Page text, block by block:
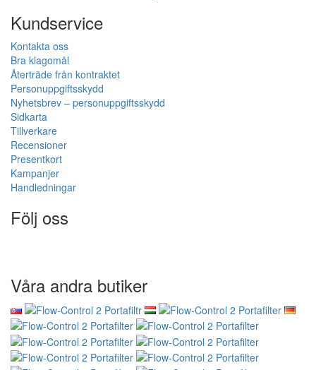
Kundservice
Kontakta oss
Bra klagomål
Återträde från kontraktet
Personuppgiftsskydd
Nyhetsbrev – personuppgiftsskydd
Sidkarta
Tillverkare
Recensioner
Presentkort
Kampanjer
Handledningar
Följ oss
Våra andra butiker